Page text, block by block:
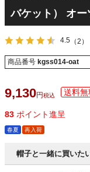
バケット） オー
4.5 （2）
商品番号 kgss014-oat
9,130 税込
83 ポイント進呈
春夏 再入荷
帽子と一緒に買いた